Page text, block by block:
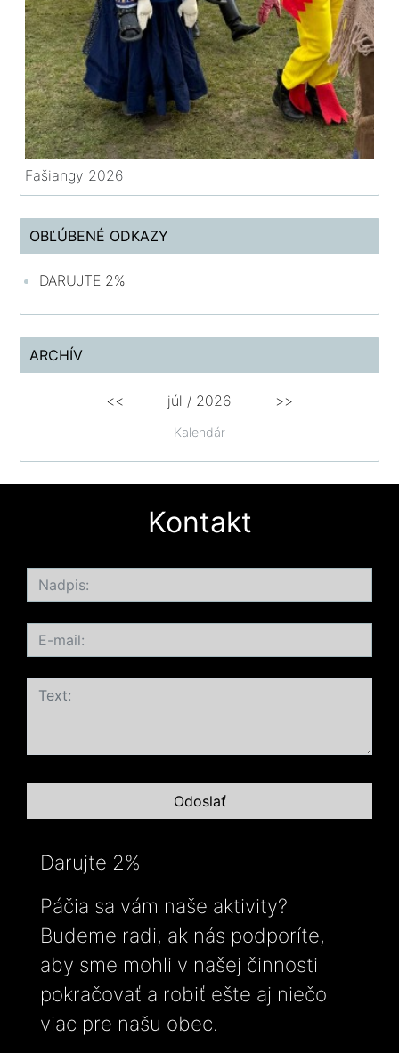
Fašiangy 2026
OBĽÚBENÉ ODKAZY
DARUJTE 2%
ARCHÍV
Kalendár
<< júl / 2026 >>
Kontakt
Darujte 2%
Páčia sa vám naše aktivity?
Budeme radi, ak nás podporíte,
aby sme mohli v našej činnosti
pokračovať a robiť ešte aj niečo
viac pre našu obec.